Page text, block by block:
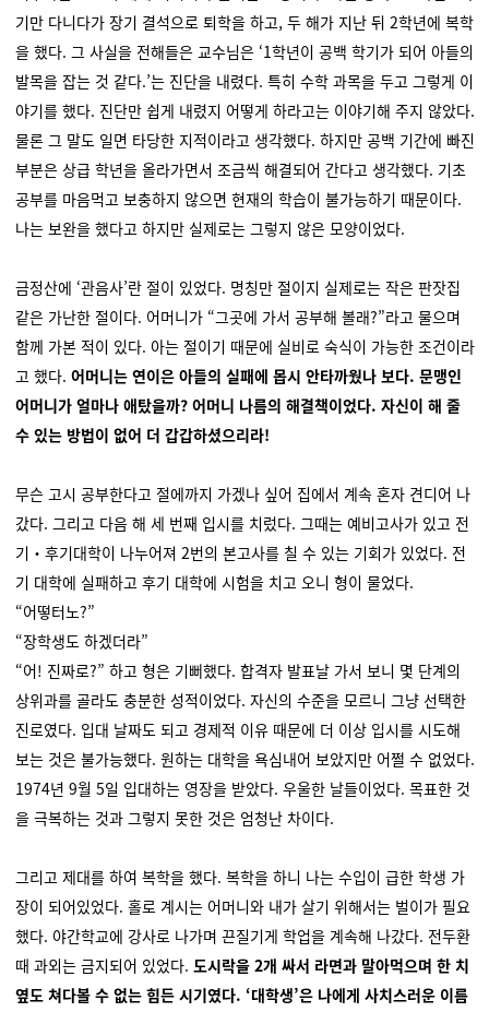
기만 다니다가 장기 결석으로 퇴학을 하고, 두 해가 지난 뒤 2학년에 복학
을 했다. 그 사실을 전해들은 교수님은 ‘1학년이 공백 학기가 되어 아들의
발목을 잡는 것 같다.’는 진단을 내렸다. 특히 수학 과목을 두고 그렇게 이
야기를 했다. 진단만 쉽게 내렸지 어떻게 하라고는 이야기해 주지 않았다.
물론 그 말도 일면 타당한 지적이라고 생각했다. 하지만 공백 기간에 빠진
부분은 상급 학년을 올라가면서 조금씩 해결되어 간다고 생각했다. 기초
공부를 마음먹고 보충하지 않으면 현재의 학습이 불가능하기 때문이다.
나는 보완을 했다고 하지만 실제로는 그렇지 않은 모양이었다.
금정산에 ‘관음사’란 절이 있었다. 명칭만 절이지 실제로는 작은 판잣집
같은 가난한 절이다. 어머니가 “그곳에 가서 공부해 볼래?”라고 물으며
함께 가본 적이 있다. 아는 절이기 때문에 실비로 숙식이 가능한 조건이라
고 했다. 어머니는 연이은 아들의 실패에 몹시 안타까웠나 보다. 문맹인
어머니가 얼마나 애탔을까? 어머니 나름의 해결책이었다. 자신이 해 줄
수 있는 방법이 없어 더 갑갑하셨으리라!
무슨 고시 공부한다고 절에까지 가겠나 싶어 집에서 계속 혼자 견디어 나
갔다. 그리고 다음 해 세 번째 입시를 치렀다. 그때는 예비고사가 있고 전
기‧후기대학이 나누어져 2번의 본고사를 칠 수 있는 기회가 있었다. 전
기 대학에 실패하고 후기 대학에 시험을 치고 오니 형이 물었다.
“어떻터노?”
“장학생도 하겠더라”
“어! 진짜로?” 하고 형은 기뻐했다. 합격자 발표날 가서 보니 몇 단계의
상위과를 골라도 충분한 성적이었다. 자신의 수준을 모르니 그냥 선택한
진로였다. 입대 날짜도 되고 경제적 이유 때문에 더 이상 입시를 시도해
보는 것은 불가능했다. 원하는 대학을 욕심내어 보았지만 어쩔 수 없었다.
1974년 9월 5일 입대하는 영장을 받았다. 우울한 날들이었다. 목표한 것
을 극복하는 것과 그렇지 못한 것은 엄청난 차이다.
그리고 제대를 하여 복학을 했다. 복학을 하니 나는 수입이 급한 학생 가
장이 되어있었다. 홀로 계시는 어머니와 내가 살기 위해서는 벌이가 필요
했다. 야간학교에 강사로 나가며 끈질기게 학업을 계속해 나갔다. 전두환
때 과외는 금지되어 있었다. 도시락을 2개 싸서 라면과 말아먹으며 한 치
옆도 쳐다볼 수 없는 힘든 시기였다. ‘대학생’은 나에게 사치스러운 이름